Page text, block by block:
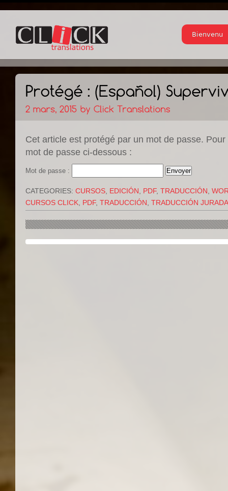
Bienvenu
Cet article est protégé par un mot de passe.
mot de passe ci-dessous :
Mot de passe :
CATEGORIES: CURSOS EDICIÓN PDF, TRADUCCIÓN
CURSOS CLICK PDF, TRADUCCIÓN TRADUCCIÓN JURADA